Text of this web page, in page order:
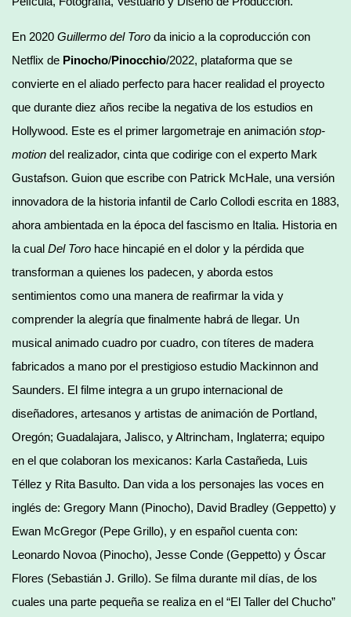
En 2020 Guillermo del Toro da inicio a la coproducción con
Netflix de Pinocho/Pinocchio/2022, plataforma que se
convierte en el aliado perfecto para hacer realidad el proyecto
que durante diez años recibe la negativa de los estudios en
Hollywood. Este es el primer largometraje en animación stop-
motion del realizador, cinta que codirige con el experto Mark
Gustafson. Guion que escribe con Patrick McHale, una versión
innovadora de la historia infantil de Carlo Collodi escrita en 1883,
ahora ambientada en la época del fascismo en Italia. Historia en
la cual Del Toro hace hincapié en el dolor y la pérdida que
transforman a quienes los padecen, y aborda estos
sentimientos como una manera de reafirmar la vida y
comprender la alegría que finalmente habrá de llegar. Un
musical animado cuadro por cuadro, con títeres de madera
fabricados a mano por el prestigioso estudio Mackinnon and
Saunders. El filme integra a un grupo internacional de
diseñadores, artesanos y artistas de animación de Portland,
Oregón; Guadalajara, Jalisco, y Altrincham, Inglaterra; equipo
en el que colaboran los mexicanos: Karla Castañeda, Luis
Téllez y Rita Basulto. Dan vida a los personajes las voces en
inglés de: Gregory Mann (Pinocho), David Bradley (Geppetto) y
Ewan McGregor (Pepe Grillo), y en español cuenta con:
Leonardo Novoa (Pinocho), Jesse Conde (Geppetto) y Óscar
Flores (Sebastián J. Grillo). Se filma durante mil días, de los
cuales una parte pequeña se realiza en el “El Taller del Chucho”